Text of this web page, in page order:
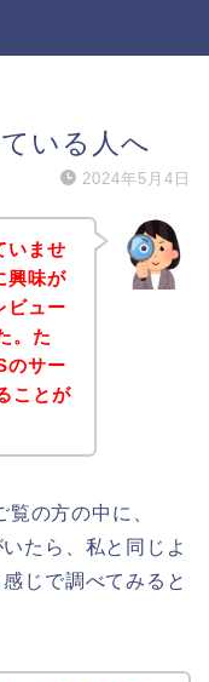
いる人へ
2024年5月4日
いませ
興味が
ビュー
。た
のサー
ことが
の方の中に、
たら、私と同じよ
じで調べてみると